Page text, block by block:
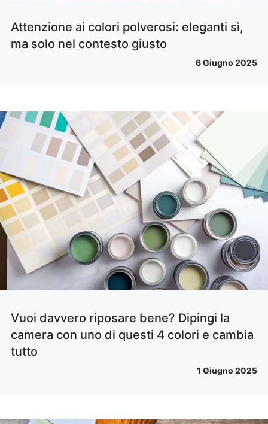
Attenzione ai colori polverosi: eleganti sì,
ma solo nel contesto giusto
6 Giugno 2025
Vuoi davvero riposare bene? Dipingi la
camera con uno di questi 4 colori e cambia
tutto
1 Giugno 2025